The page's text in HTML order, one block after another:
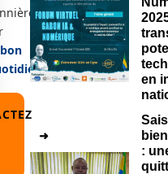
.
➜
en
: